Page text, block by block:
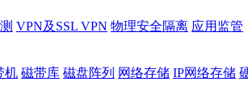
VPN及SSL VPN 物理安全隔离 应用监管
机 磁带库 磁盘阵列 网络存储 IP网络存储